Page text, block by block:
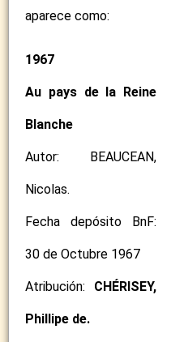
aparece como:
1967
Au pays de la Reine
Blanche
Autor: BEAUCEAN,
Nicolas.
Fecha depósito BnF:
30 de Octubre 1967
Atribución: CHÉRISEY,
Phillipe de.